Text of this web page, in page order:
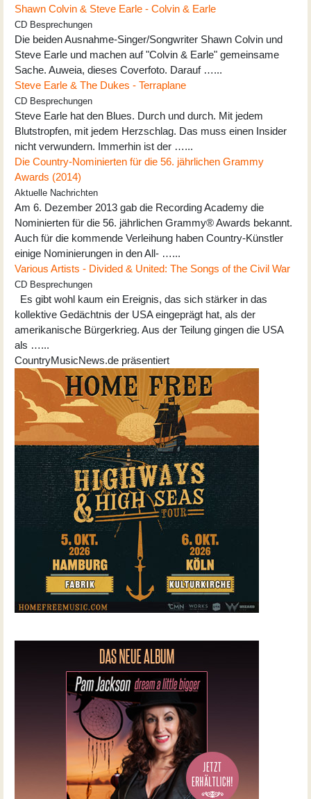
Shawn Colvin & Steve Earle - Colvin & Earle
CD Besprechungen
Die beiden Ausnahme-Singer/Songwriter Shawn Colvin und
Steve Earle und machen auf "Colvin & Earle" gemeinsame
Sache. Auweia, dieses Coverfoto. Darauf …...
Steve Earle & The Dukes - Terraplane
CD Besprechungen
Steve Earle hat den Blues. Durch und durch. Mit jedem
Blutstropfen, mit jedem Herzschlag. Das muss einen Insider
nicht verwundern. Immerhin ist der …...
Die Country-Nominierten für die 56. jährlichen Grammy
Awards (2014)
Aktuelle Nachrichten
Am 6. Dezember 2013 gab die Recording Academy die
Nominierten für die 56. jährlichen Grammy® Awards bekannt.
Auch für die kommende Verleihung haben Country-Künstler
einige Nominierungen in den All- …...
Various Artists - Divided & United: The Songs of the Civil War
CD Besprechungen
Es gibt wohl kaum ein Ereignis, das sich stärker in das
kollektive Gedächtnis der USA eingeprägt hat, als der
amerikanische Bürgerkrieg. Aus der Teilung gingen die USA
als …...
CountryMusicNews.de präsentiert